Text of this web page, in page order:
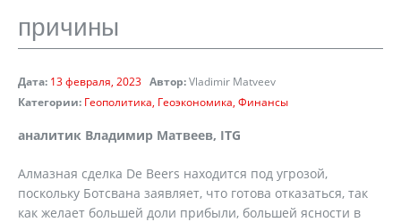
причины
Дата: 13 февраля, 2023 Автор:Vladimir Matveev
Категории: Геополитика Геоэкономика Финансы
аналитик Владимир Матвеев, ITG
Алмазная сделка De Beers находится под угрозой,
поскольку Ботсвана заявляет, что готова отказаться, так
как желает большей доли прибыли, большей ясности в